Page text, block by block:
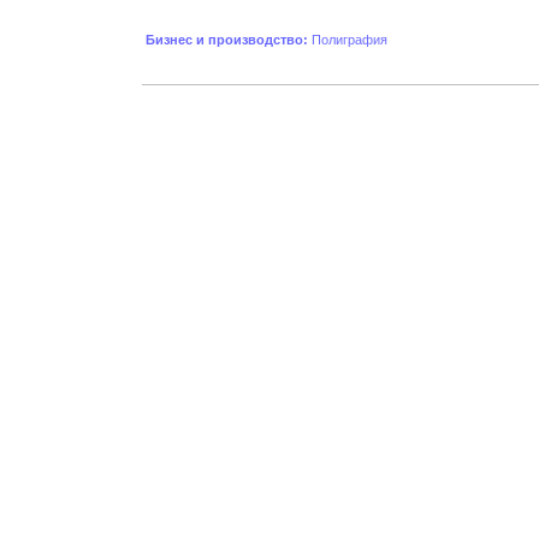
Бизнес и производство: Полиграфия